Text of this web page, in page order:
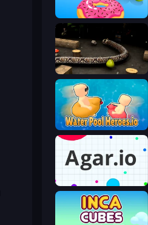
Boom Cell
Snake 3D
Water Pool Heroes.io
Agar.io